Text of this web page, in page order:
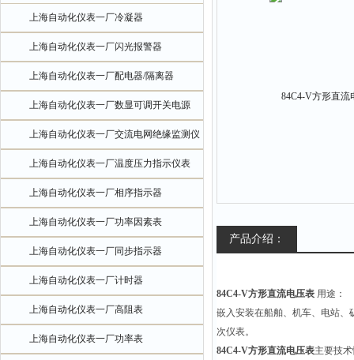
上海自动化仪表一厂冷凝器
上海自动化仪表一厂闪光报警器
上海自动化仪表一厂配电器/隔离器
上海自动化仪表一厂数显可调开关电源
上海自动化仪表一厂交流电网绝缘监测仪
上海自动化仪表一厂温度压力指示仪表
上海自动化仪表一厂相序指示器
上海自动化仪表一厂功率因素表
上海自动化仪表一厂同步指示器
上海自动化仪表一厂计时器
上海自动化仪表一厂高阻表
上海自动化仪表一厂功率表
产品介绍：
84C4-V方形直流电压表 用途：
嵌入安装在船舶、机车、电站、
次仪表。
84C4-V方形直流电压表主要技